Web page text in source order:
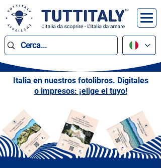
Italia en nuestros fotolibros. Digitales
o impresos: ¡elige el tuyo!